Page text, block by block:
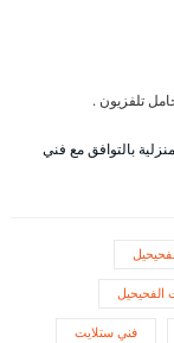
تلفزيون .
بالتوافق مع فني
الفحيحيل
فني ستلايت